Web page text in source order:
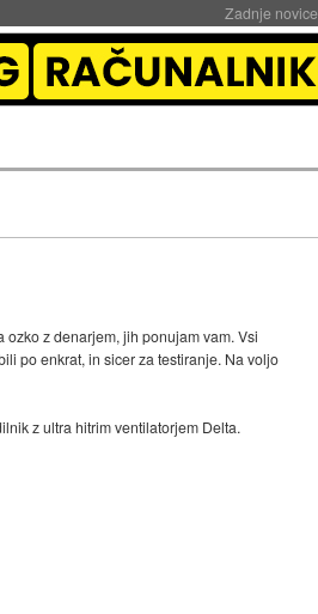
Zadnje novice
z denarjem, jih ponujam vam. Vsi
po enkrat, in sicer za testiranje. Na voljo
z ultra hitrim ventilatorjem Delta.